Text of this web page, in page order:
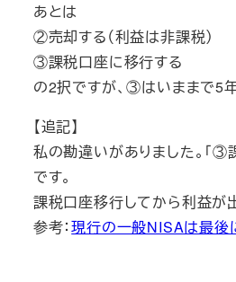
あとは
②売却する（利益は非課税）
③課税口座に移行する
の2択ですが、③はいままで5
【追記】
私の勘違いがありました。「③
です。
課税口座移行してから利益が
参考：現行の一般NISAは最後